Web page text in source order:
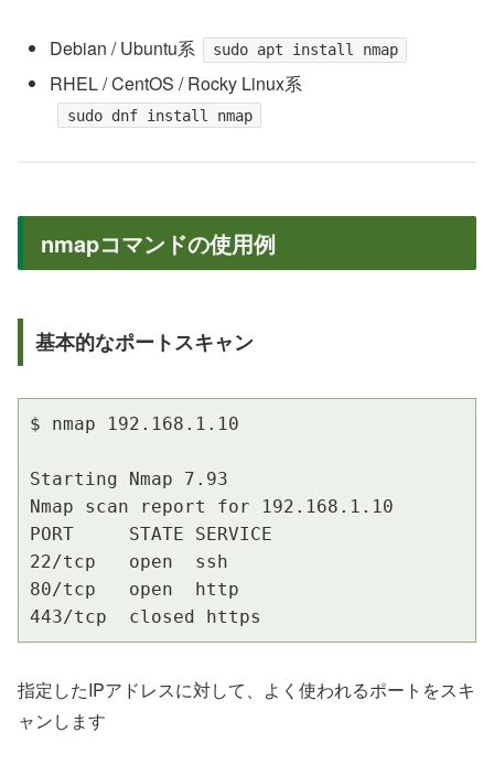
Debian / Ubuntu系 sudo apt install nmap
RHEL / CentOS / Rocky Linux系
sudo dnf install nmap
nmapコマンドの使用例
基本的なポートスキャン
$ nmap 192.168.1.10
Starting Nmap 7.93
Nmap scan report for 192.168.1.10
PORT     STATE SERVICE
22/tcp   open  ssh
80/tcp   open  http
443/tcp  closed https
指定したIPアドレスに対して、よく使われるポートをスキ
ャンします